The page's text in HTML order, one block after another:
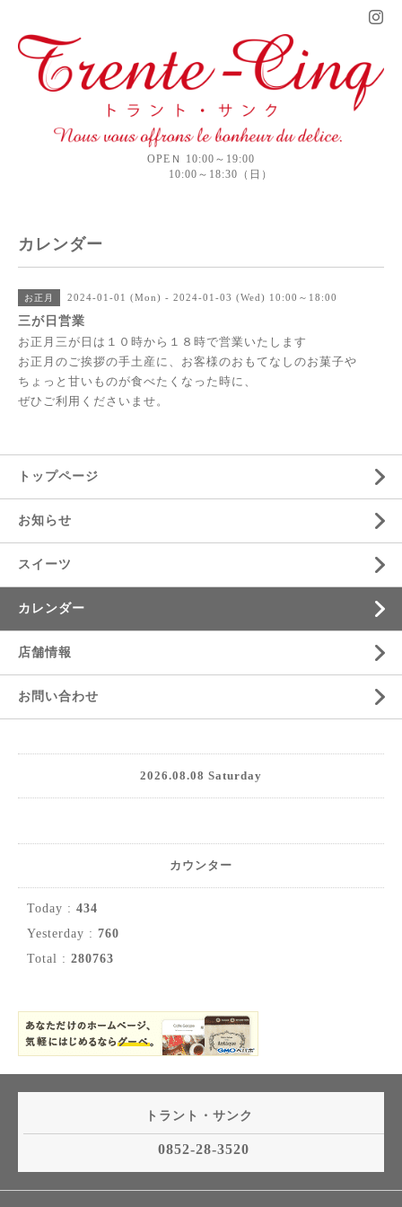
OPEＮ 10:00～19:00
10:00～18:30（日）
カレンダー
お正月 2024-01-01 (Mon) - 2024-01-03 (Wed) 10:00～18:00
三が日営業
お正月三が日は１０時から１８時で営業いたします
お正月のご挨拶の手土産に、お客様のおもてなしのお菓子や
ちょっと甘いものが食べたくなった時に、
ぜひご利用くださいませ。
トップページ
お知らせ
スイーツ
カレンダー
店舗情報
お問い合わせ
2026.08.08 Saturday
カウンター
Today : 434
Yesterday : 760
Total : 280763
トラント・サンク
0852-28-3520